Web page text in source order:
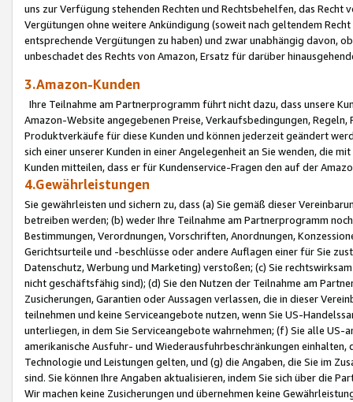
uns zur Verfügung stehenden Rechten und Rechtsbehelfen, das
Vergütungen ohne weitere Ankündigung (soweit nach geltendem
entsprechende Vergütungen zu haben) und zwar unabhängig davon,
unbeschadet des Rechts von Amazon, Ersatz für darüber
3.Amazon-Kunden
Ihre Teilnahme am Partnerprogramm führt nicht dazu, dass unsere
Amazon-Website angegebenen Preise, Verkaufsbedingungen,
Produktverkäufe für diese Kunden und können jederzeit geändert
sich einer unserer Kunden in einer Angelegenheit an Sie wenden, die
Kunden mitteilen, dass er für Kundenservice-Fragen den auf der
4.Gewährleistungen
Sie gewährleisten und sichern zu, dass (a) Sie gemäß dieser
betreiben werden; (b) weder Ihre Teilnahme am Partnerprogramm
Bestimmungen, Verordnungen, Vorschriften, Anordnungen,
Gerichtsurteile und -beschlüsse oder andere Auflagen einer für Sie
Datenschutz, Werbung und Marketing) verstoßen; (c) Sie
nicht geschäftsfähig sind); (d) Sie den Nutzen der Teilnahme am
Zusicherungen, Garantien oder Aussagen verlassen, die in dieser
teilnehmen und keine Serviceangebote nutzen, wenn Sie US-
unterliegen, in dem Sie Serviceangebote wahrnehmen; (f) Sie alle
amerikanische Ausfuhr- und Wiederausfuhrbeschränkungen
Technologie und Leistungen gelten, und (g) die Angaben, die Sie im
sind. Sie können Ihre Angaben aktualisieren, indem Sie sich über die
Wir machen keine Zusicherungen und übernehmen keine